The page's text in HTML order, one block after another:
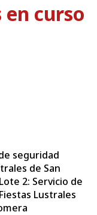
en curso
seguridad
de San
2: Servicio de
Lustrales